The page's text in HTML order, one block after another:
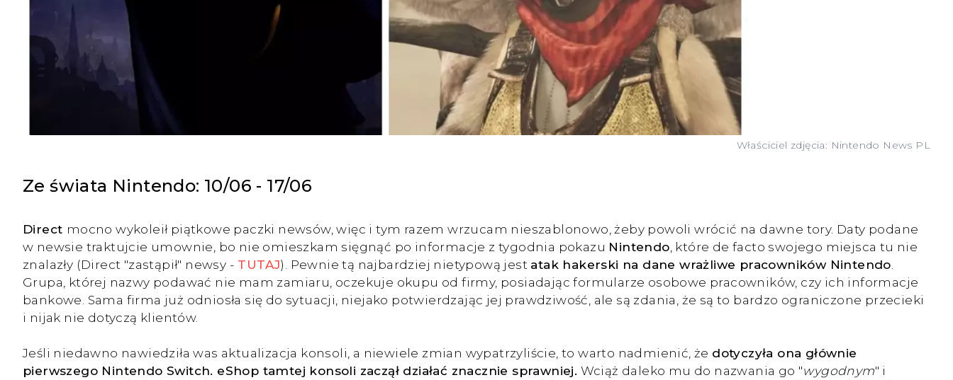
Właściciel zdjęcia: Nintendo News PL
Ze świata Nintendo: 10/06 - 17/06
Direct mocno wykoleił piątkowe paczki newsów, więc i tym razem wrzucam nieszablonowo, żeby powoli wrócić na dawne tory. Daty podane
w newsie traktujcie umownie, bo nie omieszkam sięgnąć po informacje z tygodnia pokazu Nintendo , które de facto swojego miejsca tu nie
znalazły (Direct "zastąpił" newsy - TUTAJ). Pewnie tą najbardziej nietypową jest atak hakerski na dane wrażliwe pracowników Nintendo
Grupa, której nazwy podawać nie mam zamiaru, oczekuje okupu od firmy, posiadając formularze osobowe pracowników, czy ich informacje
bankowe. Sama firma już odniosła się do sytuacji, niejako potwierdzając jej prawdziwość, ale są zdania, że są to bardzo ograniczone przecieki
i nijak nie dotyczą klientów.
Jeśli niedawno nawiedziła was aktualizacja konsoli, a niewiele zmian wypatrzyliście, to warto nadmienić, że dotyczyła ona głównie
pierwszego Nintendo Switch. eShop tamtej konsoli zaczął działać znacznie sprawniej. Wciąż daleko mu do nazwania go "wygodnym" i